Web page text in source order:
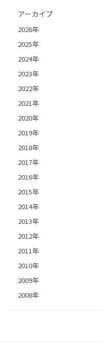
アーカイブ
2026年
2025年
2024年
2023年
2022年
2021年
2020年
2019年
2018年
2017年
2016年
2015年
2014年
2013年
2012年
2011年
2010年
2009年
2008年